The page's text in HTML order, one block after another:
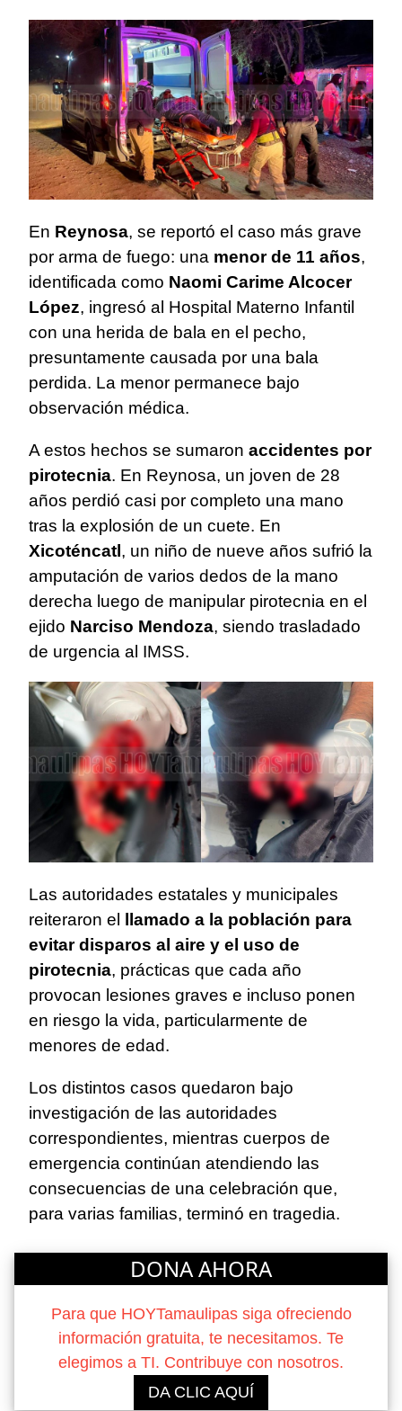
En Reynosa, se reportó el caso más grave
por arma de fuego: una menor de 11 años,
identificada como Naomi Carime Alcocer
López, ingresó al Hospital Materno Infantil
con una herida de bala en el pecho,
presuntamente causada por una bala
perdida. La menor permanece bajo
observación médica.
A estos hechos se sumaron accidentes por
pirotecnia. En Reynosa, un joven de 28
años perdió casi por completo una mano
tras la explosión de un cuete. En
Xicoténcatl , un niño de nueve años sufrió la
amputación de varios dedos de la mano
derecha luego de manipular pirotecnia en el
ejido Narciso Mendoza, siendo trasladado
de urgencia al IMSS.
Las autoridades estatales y municipales
reiteraron el
llamado a la población para
evitar disparos al aire y el uso de
pirotecnia, prácticas que cada año
provocan lesiones graves e incluso ponen
en riesgo la vida, particularmente de
menores de edad.
Los distintos casos quedaron bajo
investigación de las autoridades
correspondientes, mientras cuerpos de
emergencia continúan atendiendo las
consecuencias de una celebración que,
para varias familias, terminó en tragedia.
DONA AHORA
Para que HOYTamaulipas siga ofreciendo
información gratuita, te necesitamos. Te
elegimos a TI. Contribuye con nosotros.
DA CLIC AQUÍ